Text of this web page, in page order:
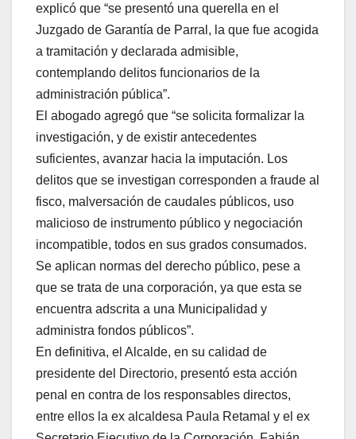
explicó que “se presentó una querella en el
Juzgado de Garantía de Parral, la que fue acogida
a tramitación y declarada admisible,
contemplando delitos funcionarios de la
administración pública”.
El abogado agregó que “se solicita formalizar la
investigación, y de existir antecedentes
suficientes, avanzar hacia la imputación. Los
delitos que se investigan corresponden a fraude al
fisco, malversación de caudales públicos, uso
malicioso de instrumento público y negociación
incompatible, todos en sus grados consumados.
Se aplican normas del derecho público, pese a
que se trata de una corporación, ya que esta se
encuentra adscrita a una Municipalidad y
administra fondos públicos”.
En definitiva, el Alcalde, en su calidad de
presidente del Directorio, presentó esta acción
penal en contra de los responsables directos,
entre ellos la ex alcaldesa Paula Retamal y el ex